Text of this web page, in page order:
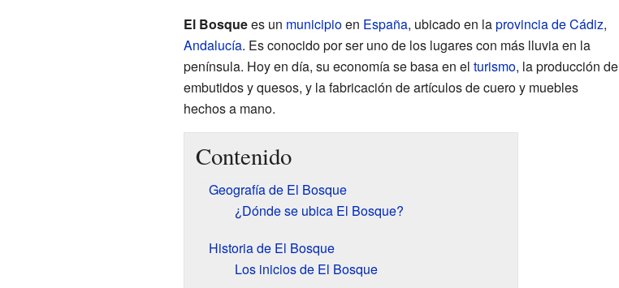
El Bosquees un municipioen España, ubicado en laprovincia de Cádiz,
Andalucía. Es conocido por ser uno de los lugares con más lluvia en la
península. Hoy en día, su economía se basa en el turismo, la producción de
embutidos y quesos, y la fabricación de artículos de cuero y muebles
hechos a mano.
Contenido
Geografía de El Bosque
¿Dónde se ubica El Bosque?
Historia de El Bosque
Los inicios de El Bosque